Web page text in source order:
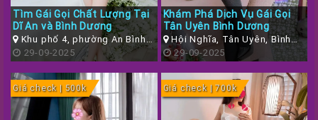
Tìm Gái Gọi Chất Lượng Tại
Dĩ An và Bình Dương
Khu phố 4, phường An Bình,
Dĩ An, Bình Dương
29-09-2025
Khám Phá Dịch Vụ Gái Gọi
Tân Uyên Bình Dương
Hội Nghĩa, Tân Uyên, Bình
Dương
29-09-2025
Giá check | 500k Giá check | 700k